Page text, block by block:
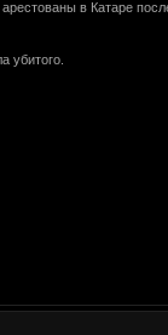
в Катаре
убитого.